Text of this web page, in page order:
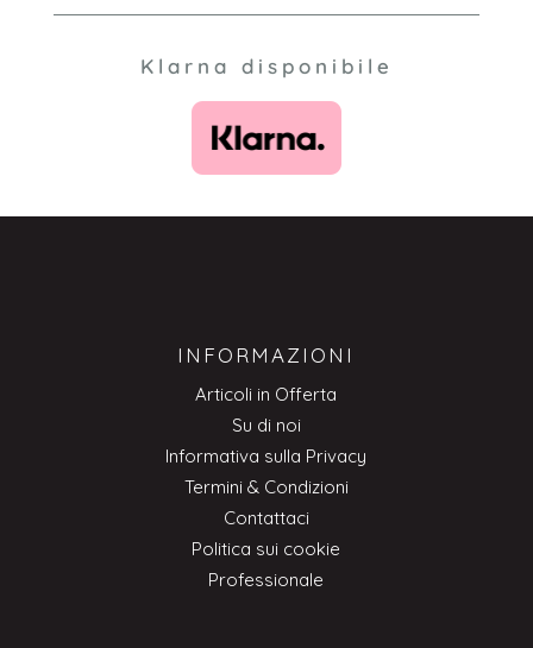
Klarna disponibile
INFORMAZIONI
Articoli in Offerta
Su di noi
Informativa sulla Privacy
Termini & Condizioni
Contattaci
Politica sui cookie
Professionale